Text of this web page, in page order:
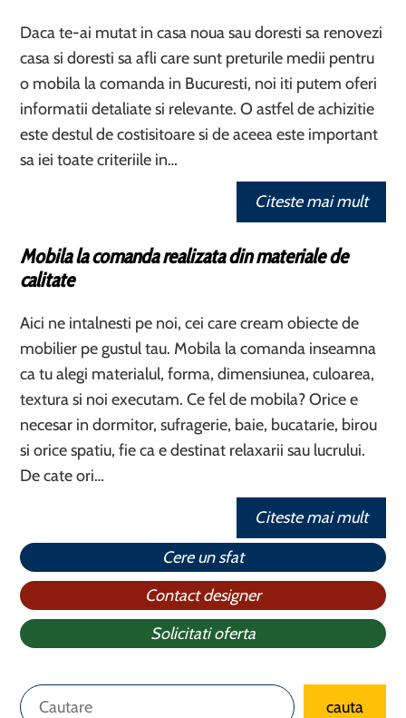
Daca te-ai mutat in casa noua sau doresti sa renovezi
casa si doresti sa afli care sunt preturile medii pentru
o mobila la comanda in Bucuresti, noi iti putem oferi
informatii detaliate si relevante. O astfel de achizitie
este destul de costisitoare si de aceea este important
sa iei toate criteriile in…
Citeste mai mult
Mobila la comanda realizata din materiale de
calitate
Aici ne intalnesti pe noi, cei care cream obiecte de
mobilier pe gustul tau. Mobila la comanda inseamna
ca tu alegi materialul, forma, dimensiunea, culoarea,
textura si noi executam. Ce fel de mobila? Orice e
necesar in dormitor, sufragerie, baie, bucatarie, birou
si orice spatiu, fie ca e destinat relaxarii sau lucrului.
De cate ori…
Citeste mai mult
Cere un sfat
Contact designer
Solicitati oferta
Caută cauta